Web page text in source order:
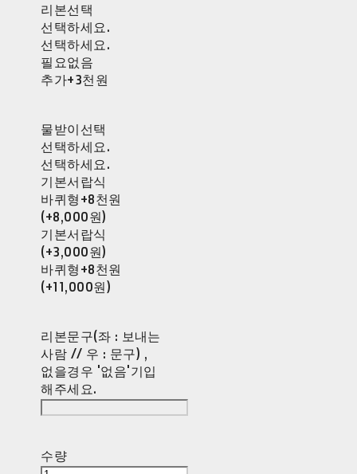
리본선택
선택하세요.
선택하세요.
필요없음
추가+3천원
물받이선택
선택하세요.
선택하세요.
기본서랍식
바퀴형+8천원
(+8,000원)
기본서랍식
(+3,000원)
바퀴형+8천원
(+11,000원)
리본문구(좌 : 보내는
사람 // 우 : 문구) ,
없을경우 '없음'기입
해주세요.
수량